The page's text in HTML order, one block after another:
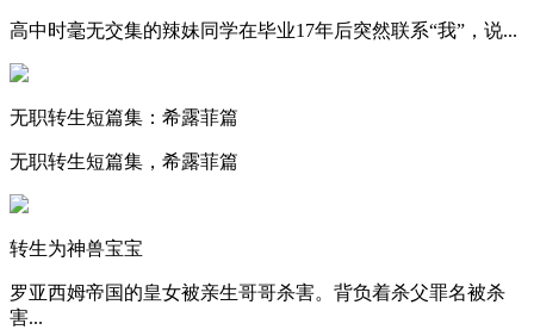
高中时毫无交集的辣妹同学在毕业17年后突然联系“我”，说...
无职转生短篇集：希露菲篇
无职转生短篇集，希露菲篇
转生为神兽宝宝
罗亚西姆帝国的皇女被亲生哥哥杀害。背负着杀父罪名被杀
害...